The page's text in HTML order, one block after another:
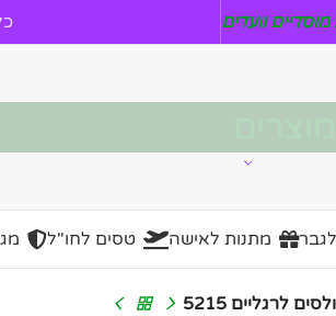
וועדים
מתנות לאישה טסים לחו"ל
לרגליים 5215